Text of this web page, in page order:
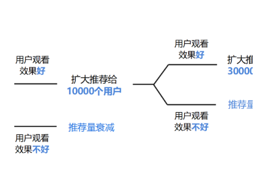
沉的人”。 据知情人士透露，这些堂表亲之一、Rothschild &
Co.年轻的首席执行官亚历山大·德·罗斯柴尔德(Alexandre de
Rothschild)向他的团队传达了一个简单的信息。客户关系经理应
该告诉忧心忡忡的客户：那是另一家，不是我们。 罗斯柴尔德家
族已经传承了八代，没有被战争、金融危机和迫害所击倒。但如
今家族内部两家罗斯柴尔德银行之间的竞争正日趋激烈，而爱泼
斯坦丑闻则可能加深这种后代之间的分歧。 2018年，亚历山大·
德·罗斯柴尔德从父亲手中接过Rothschild & Co.银行的帅...
目在美国工作。 此举在本质上是为了实现该政府最初通过对外国
专业人士征收10万美元H-1B签证费所设定的目标。去年，这项
H-1B收费计划曾在硅谷引发恐慌。上周，波士顿一家上诉法院裁
定，禁止政府收取该H-1B费用。 尽管官员们最初打算将该费用
适用于所有H-1B签证，但来自科技巨头的普遍反对，促使政府将
范围缩小至寻求来美的外国招聘人员。总体而言，直接通过H-1B
签证赴美的外国人往往受雇于IT和会计师事务所；而科技和金融